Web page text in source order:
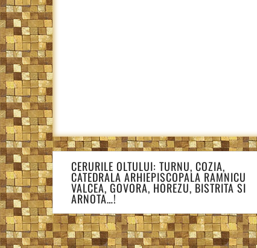
Navigare
în
articole
CERURILE OLTULUI: TURNU, COZIA,
CATEDRALA ARHIEPISCOPALA RAMNICU
VALCEA, GOVORA, HOREZU, BISTRITA SI
ARNOTA…!